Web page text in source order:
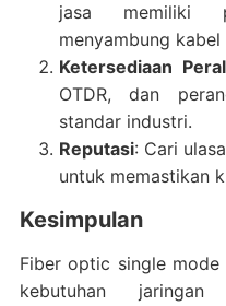
jasa memiliki
menyambung
Ketersediaan
OTDR, dan
standar industri.
Reputasi: Cari
untuk memastikan
Kesimpulan
Fiber optic single mode
kebutuhan